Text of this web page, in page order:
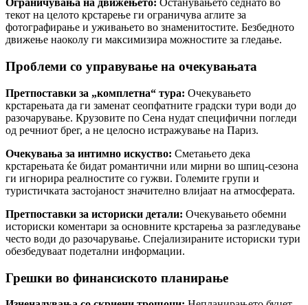
Ограничувања на движењето: Останувањето седнато во
текот на целото крстарење ги ограничува аглите за
фотографирање и уживањето во знаменитостите. Безбедното
движење наоколу ги максимизира можностите за гледање.
Проблеми со управување на очекувањата
Претпоставки за „комплетна“ тура: Очекувањето
крстарењата да ги заменат сеопфатните градски тури води до
разочарување. Крузовите по Сена нудат специфични погледи
од речниот брег, а не целосно истражување на Париз.
Очекувања за интимно искуство: Сметањето дека
крстарењата ќе бидат романтични или мирни во шпиц-сезона
ги игнорира реалностите со гужви. Големите групи и
туристичката застојаност значително влијаат на атмосферата.
Претпоставки за историски детали: Очекувањето обемни
историски коментари за основните крстарења за разгледување
често води до разочарување. Спејализираните историски тури
обезбедуваат подетални информации.
Грешки во финансиското планирање